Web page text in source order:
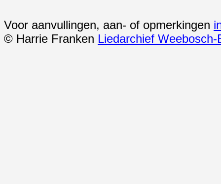
Voor aanvullingen, aan- of opmerkingen
© Harrie Franken Liedarchief Weebosch-